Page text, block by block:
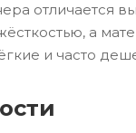
отличается
а
и часто